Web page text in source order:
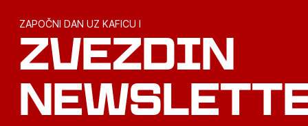
ZAPOČNI DAN UZ KAFICU I
ZVEZDIN